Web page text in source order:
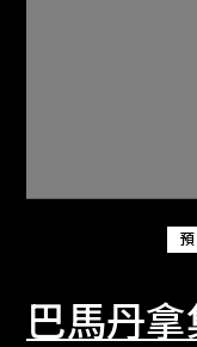
巴馬丹拿
關於M+藏
探索世界頂
文化藏品。